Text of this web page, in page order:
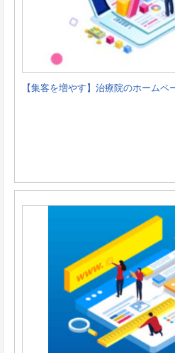
【集客を増やす】治療院のホームペ